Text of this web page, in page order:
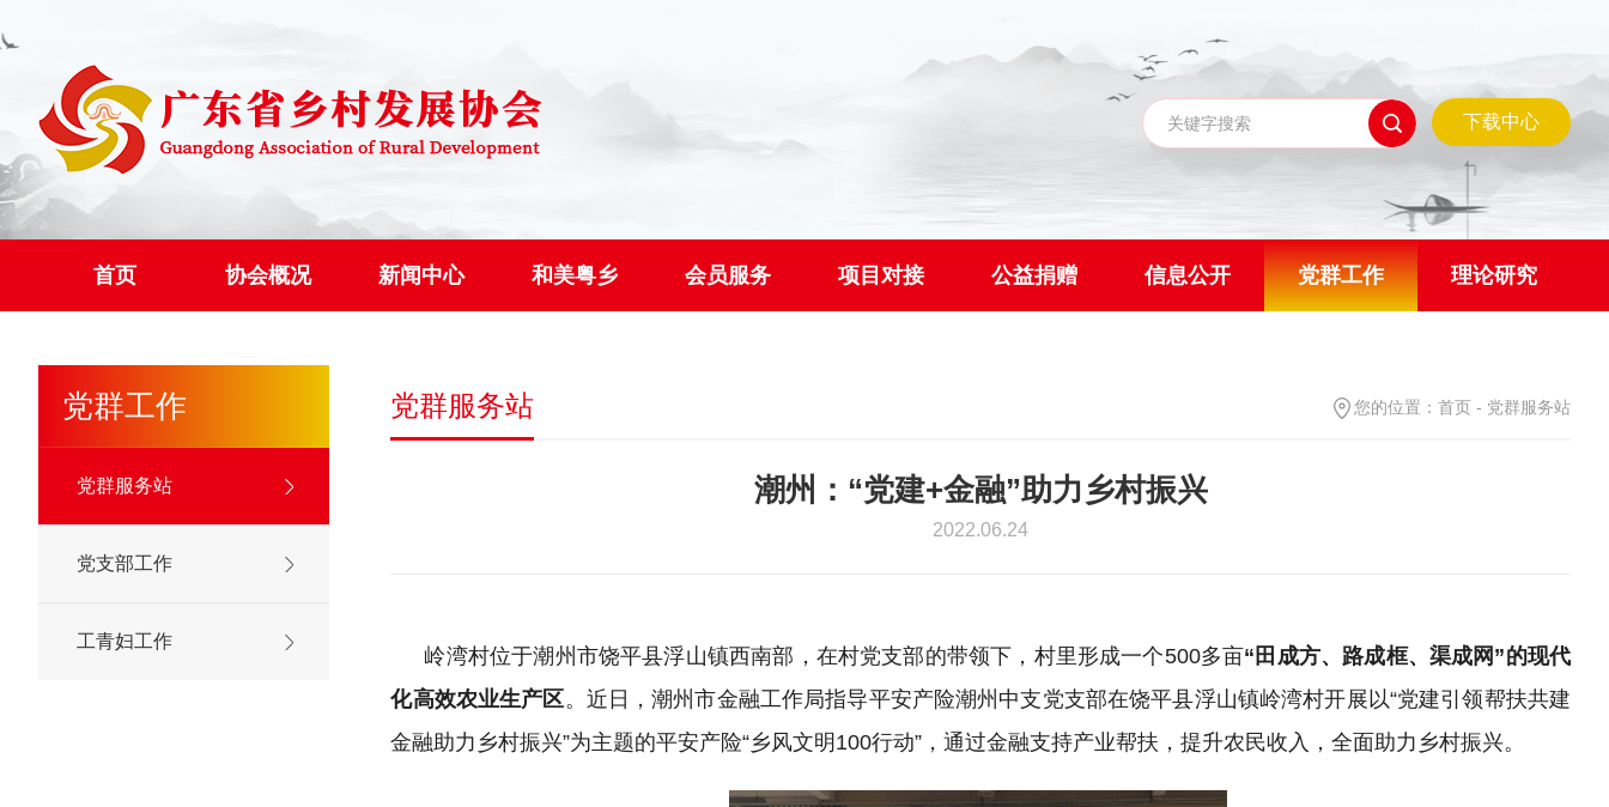
下载中心
首页 协会概况 新闻中心 和美粤乡 会员服务 项目对接 公益捐赠 信息公开 党群工作 理论研究
党群工作
党群服务站
党支部工作
工青妇工作
党群服务站 您的位置： 首页 - 党群服务站
潮州：“党建+金融”助力乡村振兴
2022.06.24
岭湾村位于潮州市饶平县浮山镇西南部，在村党支部的带领下，村里形成一个500多亩“田成方、路成框、渠成网”的现代
化高效农业生产区。近日，潮州市金融工作局指导平安产险潮州中支党支部在饶平县浮山镇岭湾村开展以“党建引领帮扶共建
金融助力乡村振兴”为主题的平安产险“乡风文明100行动”，通过金融支持产业帮扶，提升农民收入，全面助力乡村振兴。